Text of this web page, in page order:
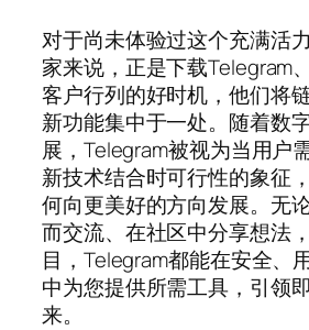
对于尚未体验过这个充满活
家来说，正是下载Telegram
客户行列的好时机，他们将
新功能集中于一处。随着数
展，Telegram被视为当用户
新技术结合时可行性的象征
何向更美好的方向发展。无
而交流、在社区中分享想法
目，Telegram都能在安全、
中为您提供所需工具，引领
来。